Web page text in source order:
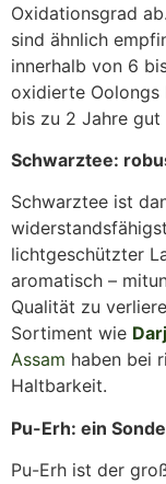
Oxidationsgrad
sind ähnlich
innerhalb von 6
oxidierte Oolongs
bis zu 2 Jahre
Schwarztee:
Schwarztee ist
lichtgeschützter
aromatisch –
Qualität zu
Sortiment wie
Assam haben bei
Haltbarkeit.
Pu-Erh: ein
Pu-Erh ist der